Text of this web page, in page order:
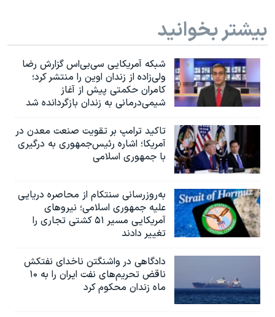
بیشتر بخوانید
شبکه آمریکایی سی‌بی‌‌اس گزارش رضا
ولی‌زاده از زندان اوین را منتشر کرد؛
کامران حکمتی پیش از آغاز
شیمی‌درمانی به زندان بازگردانده شد
تاکید ترامپ بر تقویت صنعت معدن در
آمریکا؛ اشاره رئیس‌جمهوری به درگیری
با جمهوری اسلامی
به‌روزرسانی سنتکام از محاصره دریایی
علیه جمهوری اسلامی؛ نیروهای
آمریکایی مسیر ۵۱ کشتی تجاری را
تغییر دادند
دادگاهی در واشنگتن ناخدای نفتکش
ناقض تحریم‌های نفت ایران را به ۱۰
ماه زندان محکوم کرد